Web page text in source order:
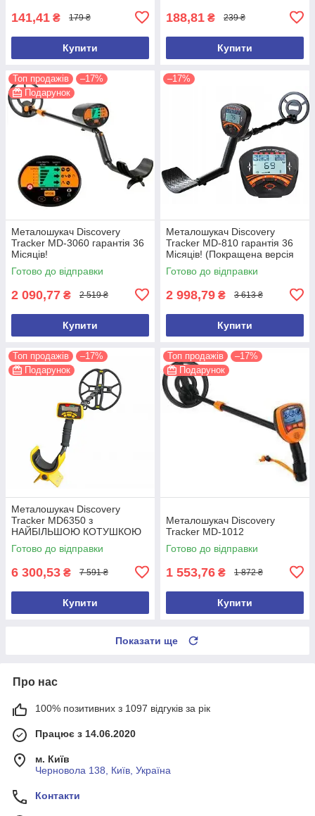
141,41 ₴ 179 ₴
Купити
188,81 ₴ 239 ₴
Купити
Топ продажів
–17%
Подарунок
Металошукач Discovery
Tracker MD-3060 гарантія 36
Місяців!
Готово до відправки
2 090,77 ₴ 2 519 ₴
Купити
–17%
Металошукач Discovery
Tracker MD-810 гарантія 36
Місяців! (Покращена версія
2026 року)
Готово до відправки
2 998,79 ₴ 3 613 ₴
Купити
Топ продажів
–17%
Подарунок
Металошукач Discovery
Tracker MD6350 з
НАЙБІЛЬШОЮ КОТУШКОЮ
15 дюймів
Готово до відправки
6 300,53 ₴ 7 591 ₴
Купити
Топ продажів
–17%
Подарунок
Металошукач Discovery
Tracker MD-1012
Готово до відправки
1 553,76 ₴ 1 872 ₴
Купити
Показати ще
Про нас
100% позитивних з 1097 відгуків за рік
Працює з 14.06.2020
м. Київ
Черновола 138, Київ, Україна
Контакти